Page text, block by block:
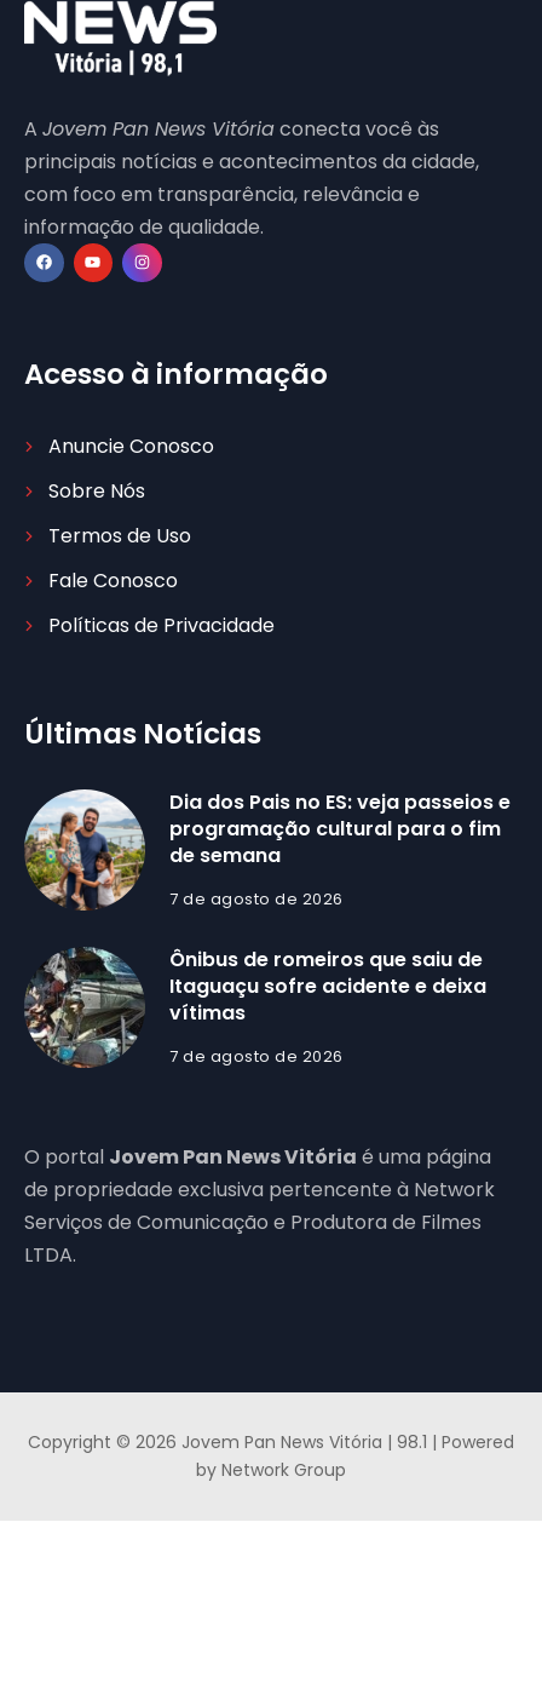
A Jovem Pan News Vitóriaconecta você às
principais notícias e acontecimentos da cidade,
com foco em transparência, relevância e
informação de qualidade.
Acesso à informação
Anuncie Conosco
Sobre Nós
Termos de Uso
Fale Conosco
Políticas de Privacidade
Últimas Notícias
Dia dos Pais no ES: veja passeios e
programação cultural para o fim
de semana
7 de agosto de 2026
Ônibus de romeiros que saiu de
Itaguaçu sofre acidente e deixa
vítimas
7 de agosto de 2026
O portal Jovem Pan News Vitória é uma página
de propriedade exclusiva pertencente à Network
Serviços de Comunicação e Produtora de Filmes
LTDA.
Copyright © 2026 Jovem Pan News Vitória | 98.1 | Powered
by Network Group